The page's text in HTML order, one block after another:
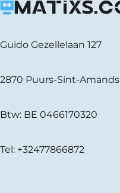
Guido Gezellelaan 127
2870 Puurs-Sint-Amands
Btw: BE 0466170320
Tel: +32477866872